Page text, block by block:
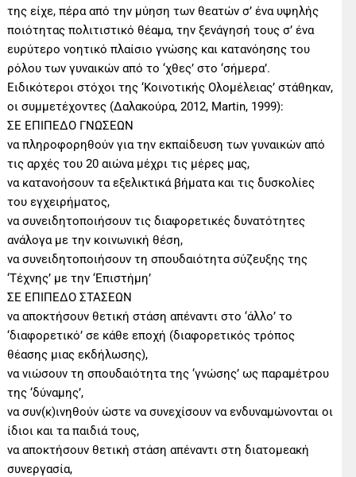
της είχε, πέρα από την μύηση των θεατών σ’ ένα υψηλής
ποιότητας πολιτιστικό θέαμα, την ξενάγησή τους σ’ ένα
ευρύτερο νοητικό πλαίσιο γνώσης και κατανόησης του
ρόλου των γυναικών από το ‘χθες’ στο ‘σήμερα’.
Ειδικότεροι στόχοι της ‘Κοινοτικής Ολομέλειας’ στάθηκαν,
οι συμμετέχοντες (Δαλακούρα, 2012, Martin, 1999):
ΣΕ ΕΠΙΠΕΔΟ ΓΝΩΣΕΩΝ
να πληροφορηθούν για την εκπαίδευση των γυναικών από
τις αρχές του 20 αιώνα μέχρι τις μέρες μας,
να κατανοήσουν τα εξελικτικά βήματα και τις δυσκολίες
του εγχειρήματος,
να συνειδητοποιήσουν τις διαφορετικές δυνατότητες
ανάλογα με την κοινωνική θέση,
να συνειδητοποιήσουν τη σπουδαιότητα σύζευξης της
‘Τέχνης’ με την ‘Επιστήμη’
ΣΕ ΕΠΙΠΕΔΟ ΣΤΑΣΕΩΝ
να αποκτήσουν θετική στάση απέναντι στο ‘άλλο’ το
‘διαφορετικό’ σε κάθε εποχή (διαφορετικός τρόπος
θέασης μιας εκδήλωσης),
να νιώσουν τη σπουδαιότητα της ‘γνώσης’ ως παραμέτρου
της ‘δύναμης’,
να συν(κ)ινηθούν ώστε να συνεχίσουν να ενδυναμώνονται οι
ίδιοι και τα παιδιά τους,
να αποκτήσουν θετική στάση απέναντι στη διατομεακή
συνεργασία,